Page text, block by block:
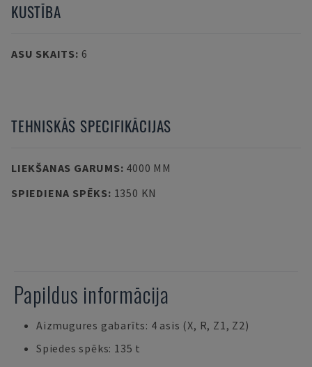
KUSTĪBA
ASU SKAITS: 6
TEHNISKĀS SPECIFIKĀCIJAS
LIEKŠANAS GARUMS: 4000 MM
SPIEDIENA SPĒKS: 1350 KN
Papildus informācija
Aizmugures gabarīts: 4 asis (X, R, Z1, Z2)
Spiedes spēks: 135 t